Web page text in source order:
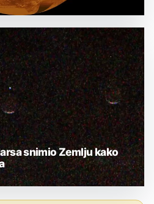
snimio Zemlju kako